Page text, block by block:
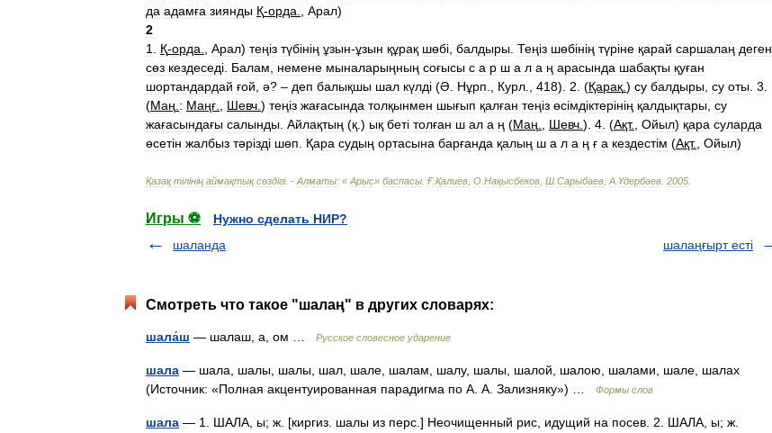
да адамға зиянды Қ-орда Арал)
2
1
Қ-орда Арал) теңіз түбінің ұзын-ұзын құрақ шөбі, балдыры Теңіз шөбінің түріне қарай саршалаң деген
сөз кездеседі. Балам немене мыналарыңның соғысы с а р ш а л а ң арасында шабақты қуған
шортандардай ғой ә? – деп балықшы шал күлді (Ә Нұрп Курл 418). 2 . (Қарақ ) су балдыры су оты 3
(Маң : Маңғ Шевч ) теңіз жағасында толқынмен шығып қалған теңіз өсімдіктерінің қалдықтары су
жағасындағы салынды Айлақтың (қ .) ық беті толған ш ал а ң (Маң Шевч ). 4 . (Ақт. Ойыл) қара суларда
өсетін жалбыз тәрізді шөп Қара судың ортасына барғанда қалың ш а л а ң ғ а кездестім (Ақт. Ойыл)
Қазақ тілінің аймақтық сөздігі. - Алматы: « Арыс» баспасы Ғ.Қалиев О Нақысбеков Ш Сарыбаев А Үдербаев 2005
Игры ⚽
Нужно сделать НИР?
шаланда
шалаңғырт есті
Смотреть что такое "шалаң" в других словарях:
шала́ш — шалаш, а, ом … Русское словесное ударение
шала — шала, шалы, шалы, шал, шале, шалам, шалу, шалы, шалой, шалою, шалами, шале, шалах
(Источник: «Полная акцентуированная парадигма по А. А. Зализняку») …
Формы слов
шала — 1. ШАЛА, ы; ж. [киргиз. шалы из перс.] Неочищенный рис, идущий на посев. 2. ШАЛА, ы; ж.